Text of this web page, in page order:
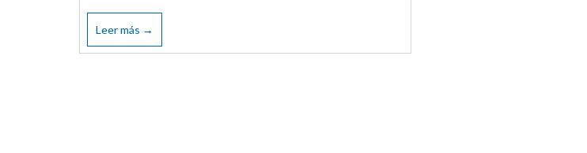
Leer más →